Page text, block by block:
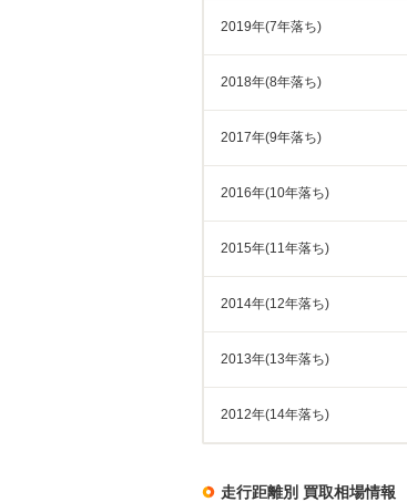
2019年(7年落ち)
2018年(8年落ち)
2017年(9年落ち)
2016年(10年落ち)
2015年(11年落ち)
2014年(12年落ち)
2013年(13年落ち)
2012年(14年落ち)
走行距離別 買取相場情報